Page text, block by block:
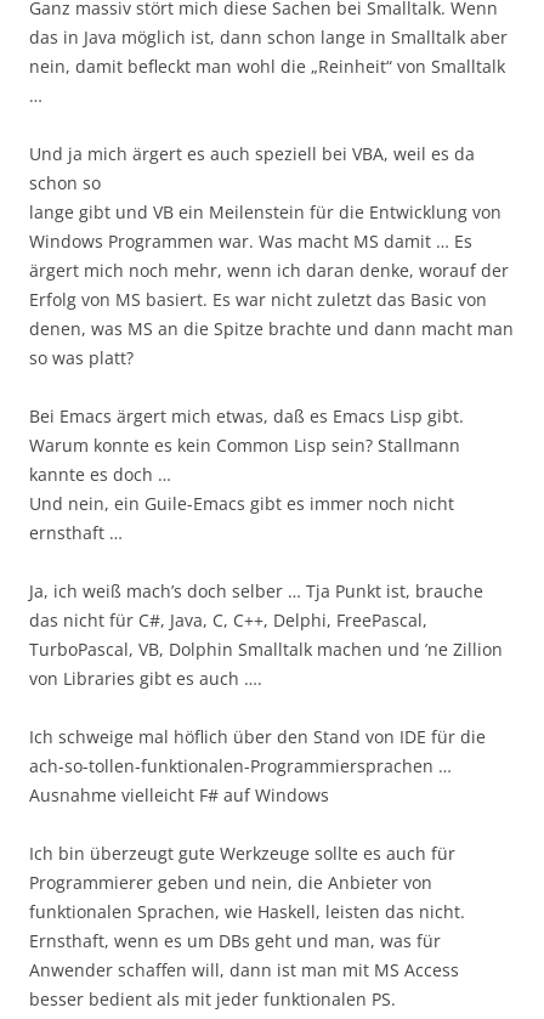
Ganz massiv stört mich diese Sachen bei Smalltalk. Wenn
das in Java möglich ist, dann schon lange in Smalltalk aber
nein, damit befleckt man wohl die „Reinheit“ von Smalltalk
…
Und ja mich ärgert es auch speziell bei VBA, weil es da
schon so
lange gibt und VB ein Meilenstein für die Entwicklung von
Windows Programmen war. Was macht MS damit … Es
ärgert mich noch mehr, wenn ich daran denke, worauf der
Erfolg von MS basiert. Es war nicht zuletzt das Basic von
denen, was MS an die Spitze brachte und dann macht man
so was platt?
Bei Emacs ärgert mich etwas, daß es Emacs Lisp gibt.
Warum konnte es kein Common Lisp sein? Stallmann
kannte es doch …
Und nein, ein Guile-Emacs gibt es immer noch nicht
ernsthaft …
Ja, ich weiß mach’s doch selber … Tja Punkt ist, brauche
das nicht für C#, Java, C, C++, Delphi, FreePascal,
TurboPascal, VB, Dolphin Smalltalk machen und ’ne Zillion
von Libraries gibt es auch ….
Ich schweige mal höflich über den Stand von IDE für die
ach-so-tollen-funktionalen-Programmiersprachen …
Ausnahme vielleicht F# auf Windows
Ich bin überzeugt gute Werkzeuge sollte es auch für
Programmierer geben und nein, die Anbieter von
funktionalen Sprachen, wie Haskell, leisten das nicht.
Ernsthaft, wenn es um DBs geht und man, was für
Anwender schaffen will, dann ist man mit MS Access
besser bedient als mit jeder funktionalen PS.